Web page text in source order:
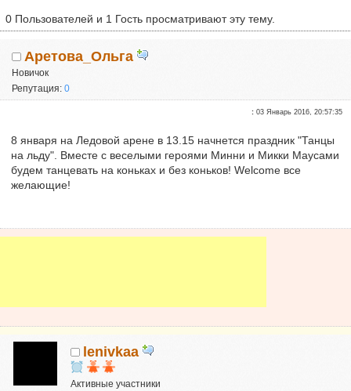
0 Пользователей и 1 Гость просматривают эту тему.
Аретова_Ольга
Новичок
Репутация:0
:03 Январь 2016, 20:57:35
8 января на Ледовой арене в 13.15 начнется праздник "Танцы
на льду". Вместе с веселыми героями Минни и Микки Маусами
будем танцевать на коньках и без коньков! Welcome все
желающие!
lenivkaa
Активные участники